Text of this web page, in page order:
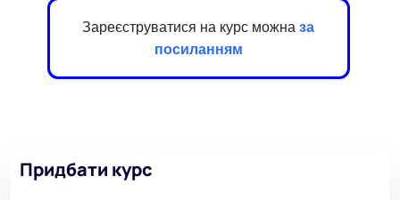
Зареєструватися на курс можназа
посиланням
Придбати курс